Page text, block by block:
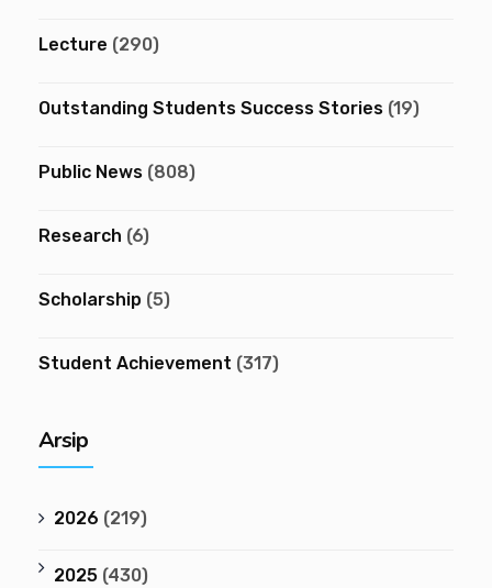
Lecture (290)
Outstanding Students Success Stories (19)
Public News (808)
Research (6)
Scholarship (5)
Student Achievement (317)
Arsip
2026 (219)
2025 (430)